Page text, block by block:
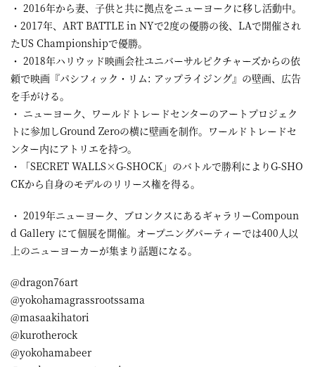
・ 2016年から妻、子供と共に拠点をニューヨークに移し活動中。
・2017年、ART BATTLE in NYで2度の優勝の後、LAで開催され
たUS Championshipで優勝。
・ 2018年ハリウッド映画会社ユニバーサルピクチャーズからの依
頼で映画『パシフィック・リム: アップライジング』の壁画、広告
を手がける。
・ ニューヨーク、ワールドトレードセンターのアートプロジェク
トに参加しGround Zeroの横に壁画を制作。ワールドトレードセ
ンター内にアトリエを持つ。
・「SECRET WALLS×G-SHOCK」のバトルで勝利によりG-SHO
CKから自身のモデルのリリース権を得る。
・ 2019年ニューヨーク、ブロンクスにあるギャラリーCompoun
d Gallery にて個展を開催。オープニングパーティーでは400人以
上のニューヨーカーが集まり話題になる。
@dragon76art
@yokohamagrassrootssama
@masaakihatori
@kurotherock
@yokohamabeer